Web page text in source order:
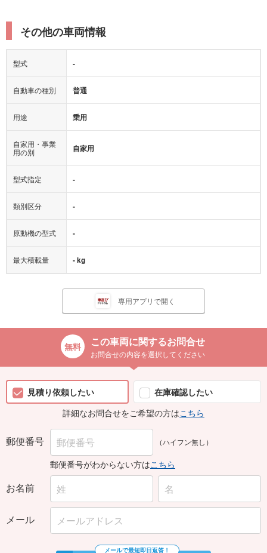
その他の車両情報
型式 -
自動車の種別 普通
用途 乗用
自家用・事業
用の別
自家用
型式指定 -
類別区分 -
原動機の型式 -
最大積載量 - kg
専用アプリで開く
この車両に関するお問合せ
お問合せの内容を選択してください
見積り依頼したい
在庫確認したい
詳細なお問合せをご希望の方はこちら
郵便番号 （ハイフン無し）
郵便番号がわからない方はこちら
お名前
メール